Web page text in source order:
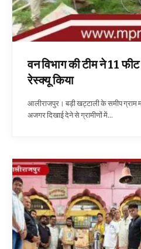
वन विभाग की टीम ने 11
रेस्क्यू किया
आलीराजपुर। बड़ी खट्टाली के समीप ग्राम
अजगर दिखाई देने से ग्रामीणों में…